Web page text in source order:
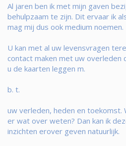
Al jaren ben ik met mijn gaven
behulpzaam te zijn. Dit ervaar ik
mag mij dus ook medium noemen.
U kan met al uw levensvragen
contact maken met uw overleden
u de kaarten leggen m.
b. t.
uw verleden, heden en toekomst.
er wat over weten? Dan kan ik
inzichten erover geven natuurlijk.